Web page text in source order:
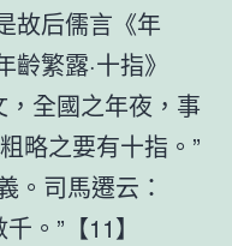
故后儒言《年
繁露·十指》
全國之年夜，事
略之要有十指。”
。司馬遷云：
。”【11】